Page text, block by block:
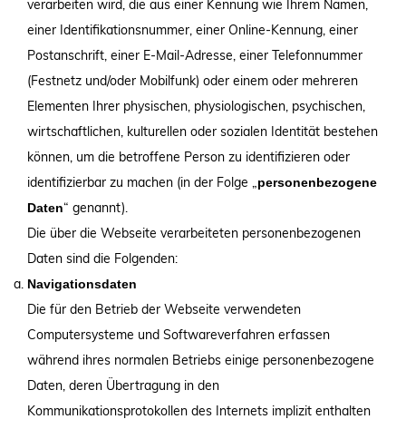
verarbeiten wird, die aus einer Kennung wie Ihrem Namen,
einer Identifikationsnummer, einer Online-Kennung, einer
Postanschrift, einer E-Mail-Adresse, einer Telefonnummer
(Festnetz und/oder Mobilfunk) oder einem oder mehreren
Elementen Ihrer physischen, physiologischen, psychischen,
wirtschaftlichen, kulturellen oder sozialen Identität bestehen
können, um die betroffene Person zu identifizieren oder
identifizierbar zu machen (in der Folge „personenbezogene
Daten“ genannt).
Die über die Webseite verarbeiteten personenbezogenen
Daten sind die Folgenden:
Navigationsdaten
Die für den Betrieb der Webseite verwendeten
Computersysteme und Softwareverfahren erfassen
während ihres normalen Betriebs einige personenbezogene
Daten, deren Übertragung in den
Kommunikationsprotokollen des Internets implizit enthalten